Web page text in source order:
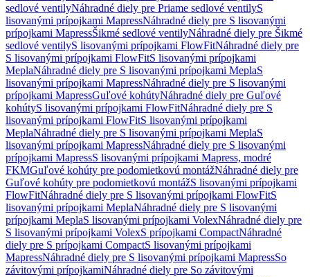
sedlové ventilyNáhradné diely pre Priame sedlové ventilyS
lisovanými prípojkami MapressNáhradné diely pre S lisovanými
prípojkami MapressŠikmé sedlové ventilyNáhradné diely pre Šikmé
sedlové ventilyS lisovanými prípojkami FlowFitNáhradné diely pre
S lisovanými prípojkami FlowFitS lisovanými prípojkami
MeplaNáhradné diely pre S lisovanými prípojkami MeplaS
lisovanými prípojkami MapressNáhradné diely pre S lisovanými
prípojkami MapressGuľové kohútyNáhradné diely pre Guľové
kohútyS lisovanými prípojkami FlowFitNáhradné diely pre S
lisovanými prípojkami FlowFitS lisovanými prípojkami
MeplaNáhradné diely pre S lisovanými prípojkami MeplaS
lisovanými prípojkami MapressNáhradné diely pre S lisovanými
prípojkami MapressS lisovanými prípojkami Mapress, modré
FKMGuľové kohúty pre podomietkovú montážNáhradné diely pre
Guľové kohúty pre podomietkovú montážS lisovanými prípojkami
FlowFitNáhradné diely pre S lisovanými prípojkami FlowFitS
lisovanými prípojkami MeplaNáhradné diely pre S lisovanými
prípojkami MeplaS lisovanými prípojkami VolexNáhradné diely pre
S lisovanými prípojkami VolexS prípojkami CompactNáhradné
diely pre S prípojkami CompactS lisovanými prípojkami
MapressNáhradné diely pre S lisovanými prípojkami MapressSo
závitovými prípojkamiNáhradné diely pre So závitovými